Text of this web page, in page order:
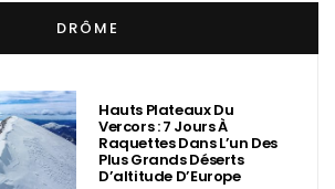
DRÔME
Hauts Plateaux Du
Vercors : 7 Jours À
Raquettes Dans L’un Des
Plus Grands Déserts
D’altitude D’Europe